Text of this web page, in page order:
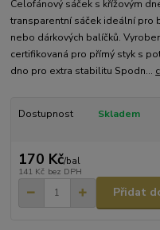
Celofánový sáček s křížovým
transparentní sáček ideální pro
nebo dárkových balíčků.
certifikovaná pro přímý styk s
dno pro extra stabilitu Spodn...
Dostupnost Skladem
170 Kč/bal
141 Kč bez DPH
Přidat